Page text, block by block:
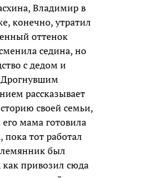
Владимир в
конечно, утратил
оттенок
седина, но
с дедом и
Дрогнувшим
рассказывает
своей семьи,
мама готовила
пока тот работал
был
привозил сюда